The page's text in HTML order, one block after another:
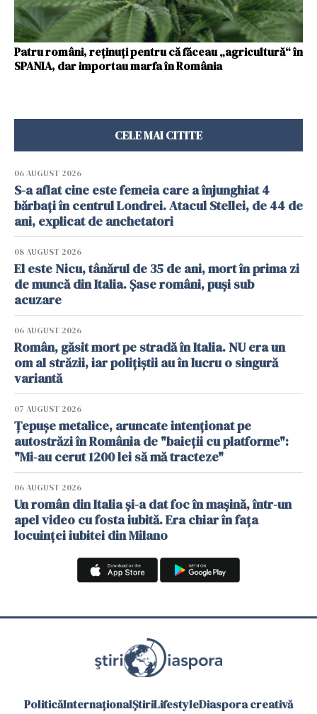
Patru români, reținuți pentru că făceau „agricultură“ în
SPANIA, dar importau marfa în România
CELE MAI CITITE
06 AUGUST 2026
S-a aflat cine este femeia care a înjunghiat 4
bărbați în centrul Londrei. Atacul Stellei, de 44 de
ani, explicat de anchetatori
08 AUGUST 2026
El este Nicu, tânărul de 35 de ani, mort în prima zi
de muncă din Italia. Șase români, puși sub
acuzare
06 AUGUST 2026
Român, găsit mort pe stradă în Italia. NU era un
om al străzii, iar polițiștii au în lucru o singură
variantă
07 AUGUST 2026
Țepușe metalice, aruncate intenționat pe
autostrăzi în România de "baieții cu platforme":
"Mi-au cerut 1200 lei să mă tracteze"
06 AUGUST 2026
Un român din Italia și-a dat foc în mașină, într-un
apel video cu fosta iubită. Era chiar în fața
locuinței iubitei din Milano
PoliticăInternaționalȘtiriLifestyleDiaspora creativă